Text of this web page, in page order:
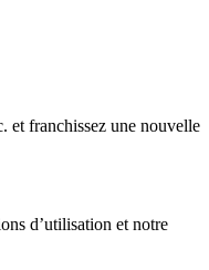
et franchissez une nouvelle
d’utilisation et notre